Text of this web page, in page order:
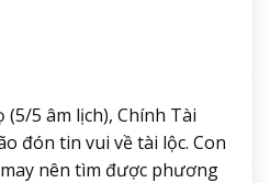
5 âm lịch), Chính Tài
đón tin vui về tài lộc. Con
nên tìm được phương